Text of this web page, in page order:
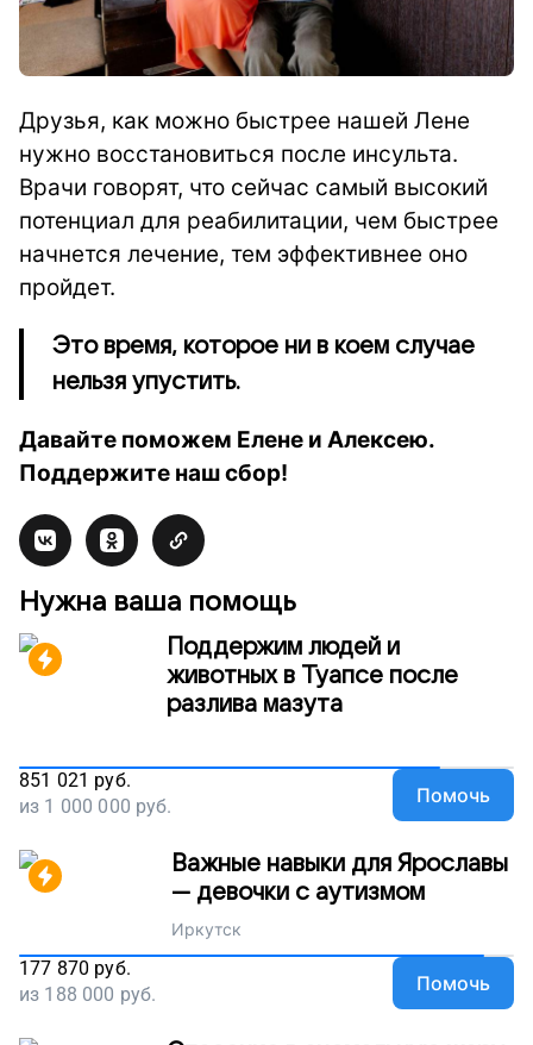
Друзья, как можно быстрее нашей Лене
нужно восстановиться после инсульта.
Врачи говорят, что сейчас самый высокий
потенциал для реабилитации, чем быстрее
начнется лечение, тем эффективнее оно
пройдет.
Это время, которое ни в коем случае
нельзя упустить.
Давайте поможем Елене и Алексею.
Поддержите наш сбор!
Нужна ваша помощь
Поддержим людей и
животных в Туапсе после
разлива мазута
851 021 руб.
из 1 000 000 руб. Помочь
Важные навыки для Ярославы
— девочки с аутизмом
Иркутск
177 870 руб.
из 188 000 руб. Помочь